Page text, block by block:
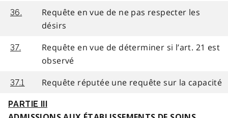
36.
Requête en vue de ne pas respecter les
désirs
37.
Requête en vue de déterminer si l’art. 21 est
observé
37.1 Requête réputée une requête sur la capacité
PARTIE III